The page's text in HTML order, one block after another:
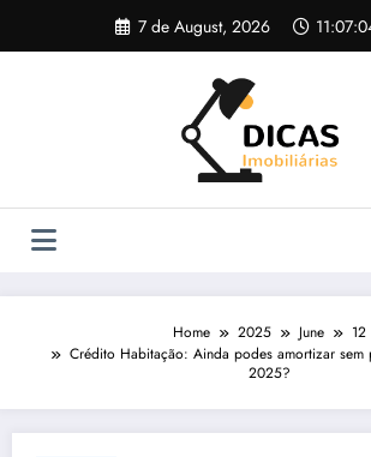
content
7 de August, 2026
Home 2025 June
12
Crédito Habitação: Ainda podes amortizar sem
2025?